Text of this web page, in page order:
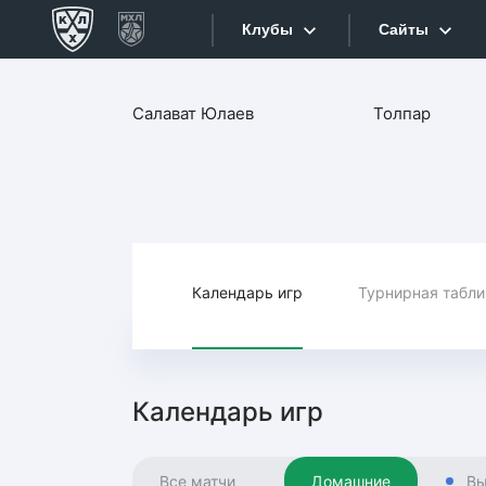
Клубы
Конференция «Запад»
Торпедо
Динамо Мн
Динамо М
Сайты
Сайты
Текстовые
Салават Юлаев Толпар
Календарь игр Турнирная
Календарь игр
Все матчи Домашние